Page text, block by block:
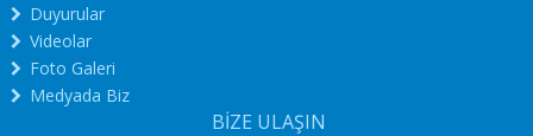
Duyurular
Videolar
Foto Galeri
Medyada Biz
BİZE ULAŞIN